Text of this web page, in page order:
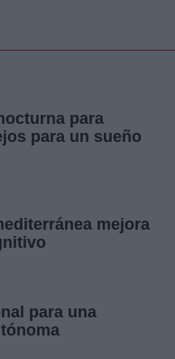
para
para un sueño
mejora
para una